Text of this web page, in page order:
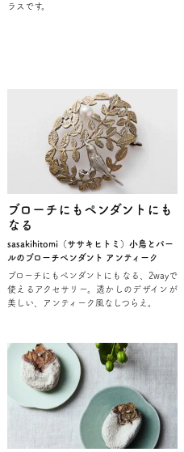
ラスです。
ブローチにもペンダントにも
なる
sasakihitomi（ササキヒトミ）小鳥とパー
ルのブローチペンダント アンティーク
ブローチにもペンダントにもなる、2wayで
使えるアクセサリー。透かしのデザインが
美しい、アンティーク風なしつらえ。